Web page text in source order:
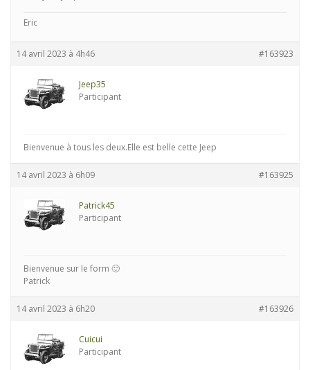
Eric
14 avril 2023 à 4h46 #163923
Jeep35
Participant
Bienvenue à tous les deux.Elle est belle cette Jeep
14 avril 2023 à 6h09 #163925
Patrick45
Participant
Bienvenue sur le form 🙂
Patrick
14 avril 2023 à 6h20 #163926
Cuicui
Participant